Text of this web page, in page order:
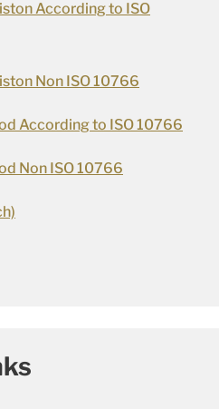
According to ISO
Non ISO 10766
According to ISO 10766
Non ISO 10766